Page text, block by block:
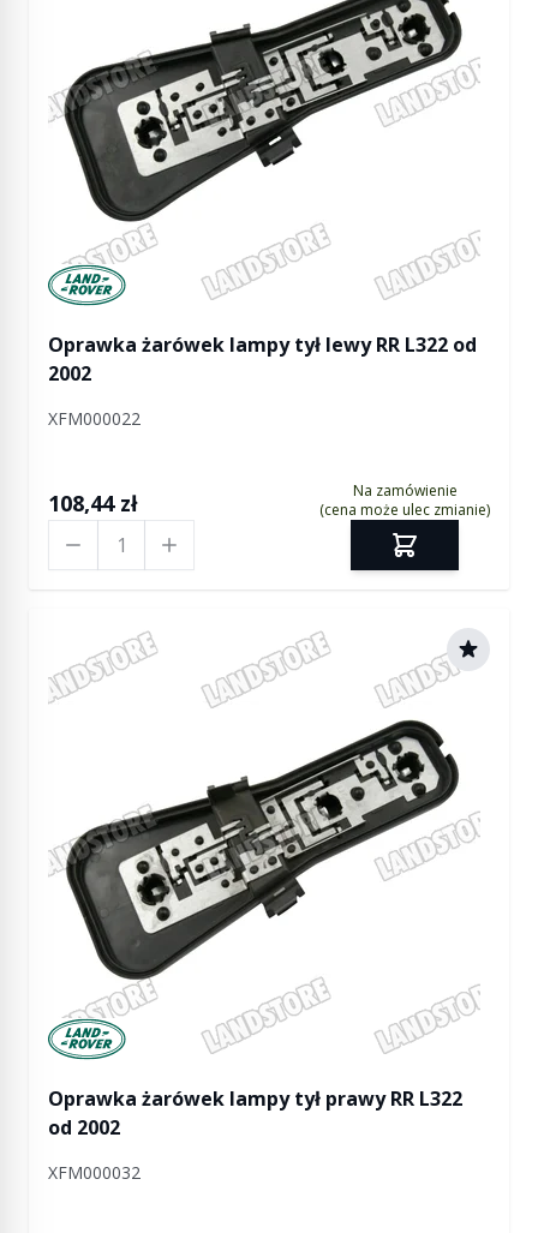
Manufactured by Land rover
Oprawka żarówek lampy tył lewy RR L322 od
2002
XFM000022
108,44 zł
Na zamówienie
(cena może ulec zmianie)
Manufactured by Land rover
Oprawka żarówek lampy tył prawy RR L322
od 2002
XFM000032